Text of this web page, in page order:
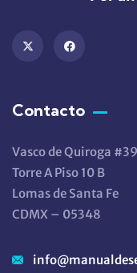
Contacto
Vasco de Quiroga
Torre A Piso 10 B
Lomas de Santa Fe
CDMX – 05348